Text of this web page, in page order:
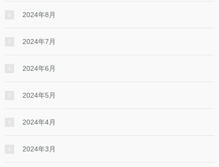
2024年8月
2024年7月
2024年6月
2024年5月
2024年4月
2024年3月